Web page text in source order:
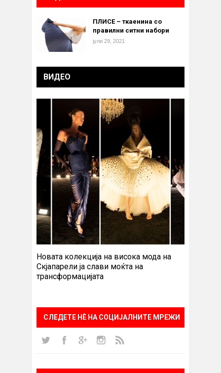
ПЛИСЕ – ткаенина со
правилни ситни набори
јули 29, 2021
ВИДЕО
Новата колекција на висока мода на
Скјапарели ја слави моќта на
трансформацијата
СЛЕДЕТЕ НÈ НА СОЦИЈАЛНИТЕ МРЕЖИ